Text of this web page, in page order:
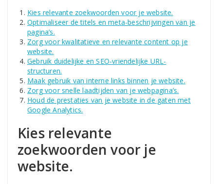
Kies relevante zoekwoorden voor je website.
Optimaliseer de titels en meta-beschrijvingen van je
pagina’s.
Zorg voor kwalitatieve en relevante content op je
website.
Gebruik duidelijke en SEO-vriendelijke URL-
structuren.
Maak gebruik van interne links binnen je website.
Zorg voor snelle laadtijden van je webpagina’s.
Houd de prestaties van je website in de gaten met
Google Analytics.
Kies relevante
zoekwoorden voor je
website.